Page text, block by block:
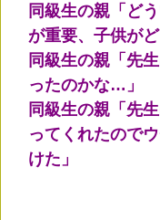
同級生の親「ど
が重要、子供が
同級生の親「先
ったのかな…」
同級生の親「先
ってくれたので
けた」